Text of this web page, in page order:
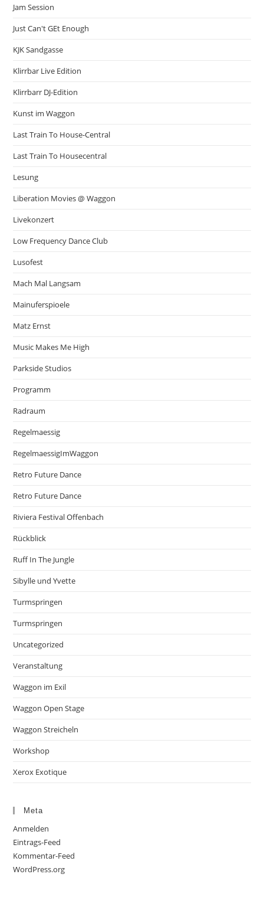
Jam Session
Just Can't GEt Enough
KJK Sandgasse
Klirrbar Live Edition
Klirrbarr DJ-Edition
Kunst im Waggon
Last Train To House-Central
Last Train To Housecentral
Lesung
Liberation Movies @ Waggon
Livekonzert
Low Frequency Dance Club
Lusofest
Mach Mal Langsam
Mainuferspioele
Matz Ernst
Music Makes Me High
Parkside Studios
Programm
Radraum
Regelmaessig
RegelmaessigImWaggon
Retro Future Dance
Retro Future Dance
Riviera Festival Offenbach
Rückblick
Ruff In The Jungle
Sibylle und Yvette
Turmspringen
Turmspringen
Uncategorized
Veranstaltung
Waggon im Exil
Waggon Open Stage
Waggon Streicheln
Workshop
Xerox Exotique
Meta
Anmelden
Eintrags-Feed
Kommentar-Feed
WordPress.org